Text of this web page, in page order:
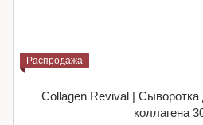
Распродажа
Collagen Revival | Сыворотка
коллагена